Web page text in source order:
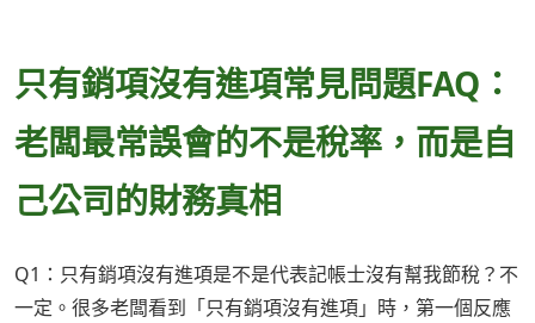
只有銷項沒有進項常見問題FAQ：
老闆最常誤會的不是稅率，而是自
己公司的財務真相
Q1：只有銷項沒有進項是不是代表記帳士沒有幫我節稅？不
一定。很多老闆看到「只有銷項沒有進項」時，第一個反應